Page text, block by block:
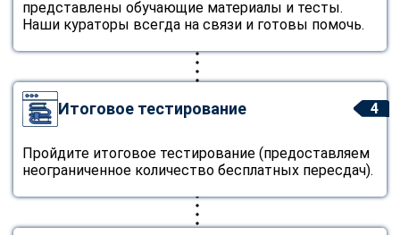
представлены обучающие материалы и тесты.
Наши кураторы всегда на связи и готовы помочь.
4
Итоговое тестирование
Пройдите итоговое тестирование (предоставляем
неограниченное количество бесплатных пересдач).